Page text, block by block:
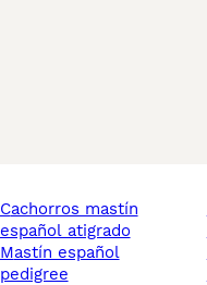
cachorros mastín
español atigrado
mastín español
pedigree